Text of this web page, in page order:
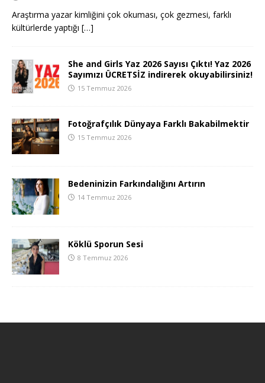
Araştırma yazar kimliğini çok okuması, çok gezmesi, farklı
kültürlerde yaptığı […]
She and Girls Yaz 2026 Sayısı Çıktı! Yaz 2026
Sayımızı ÜCRETSİZ indirerek okuyabilirsiniz!
15 Temmuz 2026
Fotoğrafçılık Dünyaya Farklı Bakabilmektir
15 Temmuz 2026
Bedeninizin Farkındalığını Artırın
14 Temmuz 2026
Köklü Sporun Sesi
8 Temmuz 2026